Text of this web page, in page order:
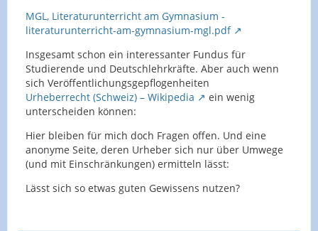
MGL, Literaturunterricht am Gymnasium -
literaturunterricht-am-gymnasium-mgl.pdf
Insgesamt schon ein interessanter Fundus für
Studierende und Deutschlehrkräfte. Aber auch wenn
sich Veröffentlichungsgepflogenheiten
Urheberrecht (Schweiz) – Wikipedia
ein wenig
unterscheiden können:
Hier bleiben für mich doch Fragen offen. Und eine
anonyme Seite, deren Urheber sich nur über Umwege
(und mit Einschränkungen) ermitteln lässt:
Lässt sich so etwas guten Gewissens nutzen?